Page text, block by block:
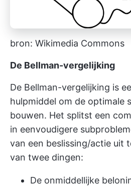
bron: Wikimedia Commons
De Bellman-vergelijking
De Bellman-vergelijking is
hulpmiddel om de optimale
bouwen. Het splitst een
in eenvoudigere
van een beslissing/actie uit
van twee dingen:
De onmiddellijke